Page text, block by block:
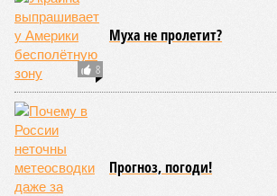
занял первое место в мировом рейтинге
200, собрав восторженные комментарии:
что делают эти русские!
А ведь из таких мелочей и складывается
стране. То, что мультики с песнями
чем политики своими речами,
известно. Но заявлять о том, что за
всё русское, конечно, намного проще, чем
формировать нужный имидж.